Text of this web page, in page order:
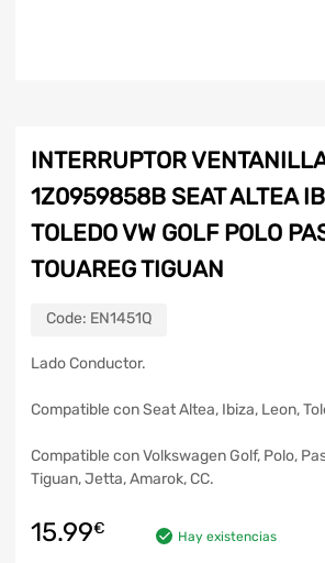
INTERRUPTOR
1Z0959858B SEAT ALTEA
TOLEDO VW GOLF POLO
TOUAREG TIGUAN
Code: EN1451Q
Lado Conductor.
Compatible con Seat Altea, Ibiza, Leon,
Compatible con Volkswagen Golf, Polo,
Tiguan, Jetta, Amarok, CC.
15.99€ Hay existencias